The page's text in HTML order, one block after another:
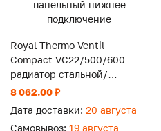
Royal Thermo Ventil
Compact VC22/500/600
радиатор стальной/
панельный нижнее
8 062.00 ₽
Дата доставки: 20 августа
Самовывоз: 19 августа